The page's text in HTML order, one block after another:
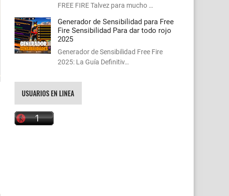
FREE FIRE Talvez para mucho …
Generador de Sensibilidad para Free
Fire Sensibilidad Para dar todo rojo
2025
Generador de Sensibilidad Free Fire
2025: La Guía Definitiv…
USUARIOS EN LINEA